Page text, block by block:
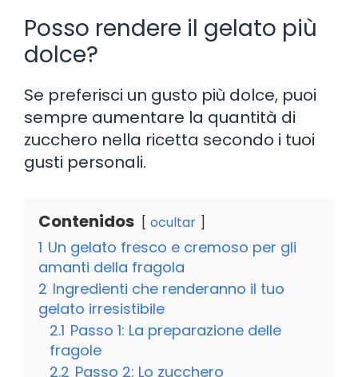
Posso rendere il gelato più
dolce?
Se preferisci un gusto più dolce, puoi
sempre aumentare la quantità di
zucchero nella ricetta secondo i tuoi
gusti personali.
Contenidos ocultar
1 Un gelato fresco e cremoso per gli
amanti della fragola
2 Ingredienti che renderanno il tuo
gelato irresistibile
2.1 Passo 1: La preparazione delle
fragole
2.2 Passo 2: Lo zucchero